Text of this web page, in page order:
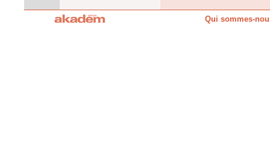
Qui sommes-